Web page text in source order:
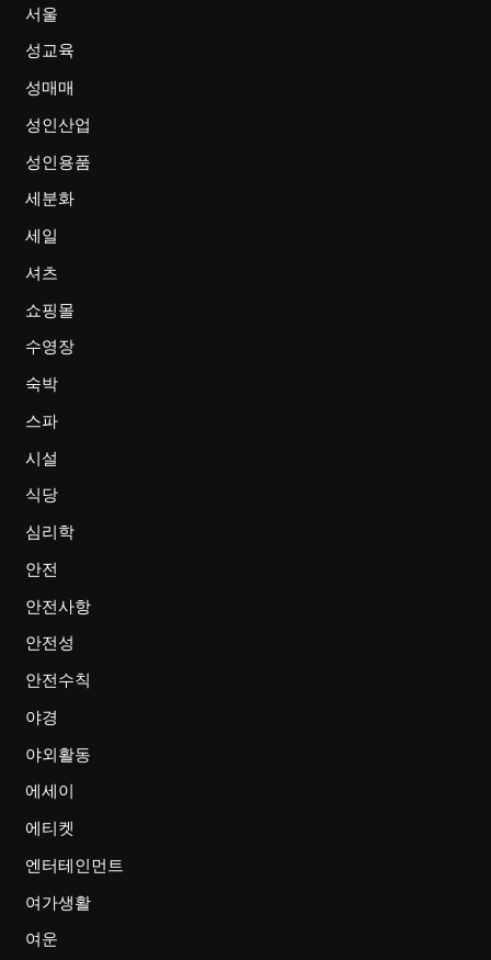
서울
성교육
성매매
성인산업
성인용품
세분화
세일
셔츠
쇼핑몰
수영장
숙박
스파
시설
식당
심리학
안전
안전사항
안전성
안전수칙
야경
야외활동
에세이
에티켓
엔터테인먼트
여가생활
여운